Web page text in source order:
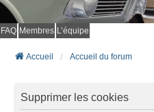
FAQ Membres L’équipe
Accueil Accueil du forum
Supprimer les cookies